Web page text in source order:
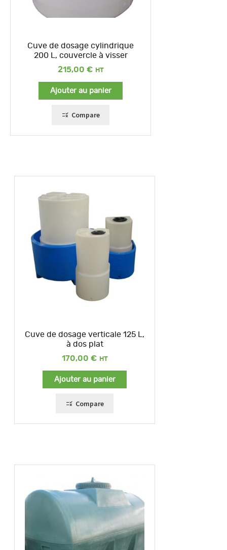
Cuve de dosage cylindrique
200 L, couvercle à visser
215,00 €
Ajouter au panier
Compare
Cuve de dosage verticale 125 L,
à dos plat
170,00 €
Ajouter au panier
Compare